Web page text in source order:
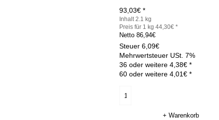
93,03€ *
Inhalt 2.1 kg
Preis für 1 kg 44,30€ *
Netto 86,94€
Steuer 6,09€
Mehrwertsteuer USt. 7%
36 oder weitere 4,38€ *
60 oder weitere 4,01€ *
+ Warenkorb